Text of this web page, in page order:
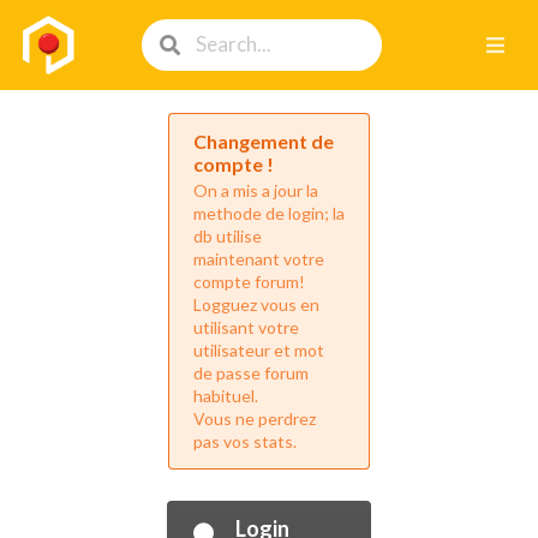
Changement de
compte !
On a mis a jour la
methode de login; la
db utilise
maintenant votre
compte forum!
Logguez vous en
utilisant votre
utilisateur et mot
de passe forum
habituel.
Vous ne perdrez
pas vos stats.
Login